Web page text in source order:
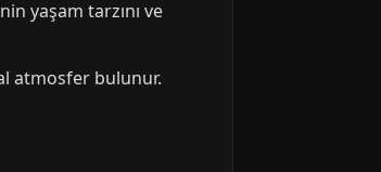
yaşam tarzını ve
atmosfer bulunur.